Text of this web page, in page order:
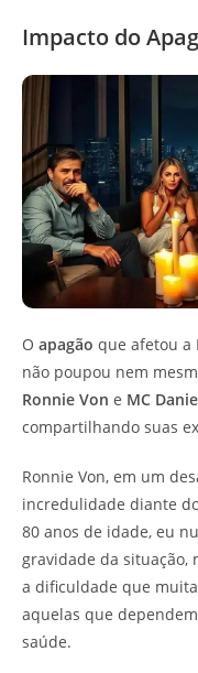
Impacto do
O apagão que afetou a
não poupou nem
Ronnie Von e MC
compartilhando suas
Ronnie Von, em um
incredulidade diante
80 anos de idade, eu
gravidade da situação,
a dificuldade que
aquelas que
saúde.